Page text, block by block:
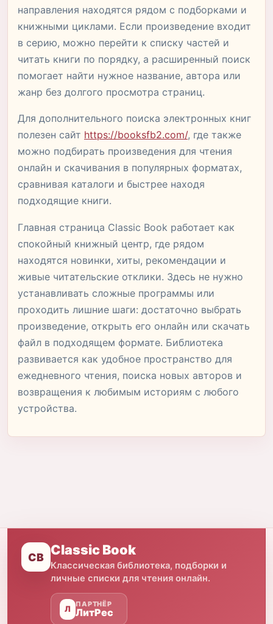
направления находятся рядом с подборками и
книжными циклами. Если произведение входит
в серию, можно перейти к списку частей и
читать книги по порядку, а расширенный поиск
помогает найти нужное название, автора или
жанр без долгого просмотра страниц.
Для дополнительного поиска электронных книг
полезен сайт https://booksfb2.com/, где также
можно подбирать произведения для чтения
онлайн и скачивания в популярных форматах,
сравнивая каталоги и быстрее находя
подходящие книги.
Главная страница Classic Book работает как
спокойный книжный центр, где рядом
находятся новинки, хиты, рекомендации и
живые читательские отклики. Здесь не нужно
устанавливать сложные программы или
проходить лишние шаги: достаточно выбрать
произведение, открыть его онлайн или скачать
файл в подходящем формате. Библиотека
развивается как удобное пространство для
ежедневного чтения, поиска новых авторов и
возвращения к любимым историям с любого
устройства.
CB Classic Book
Классическая библиотека, подборки и
личные списки для чтения онлайн.
Л
ПАРТНЁР
ЛитРес